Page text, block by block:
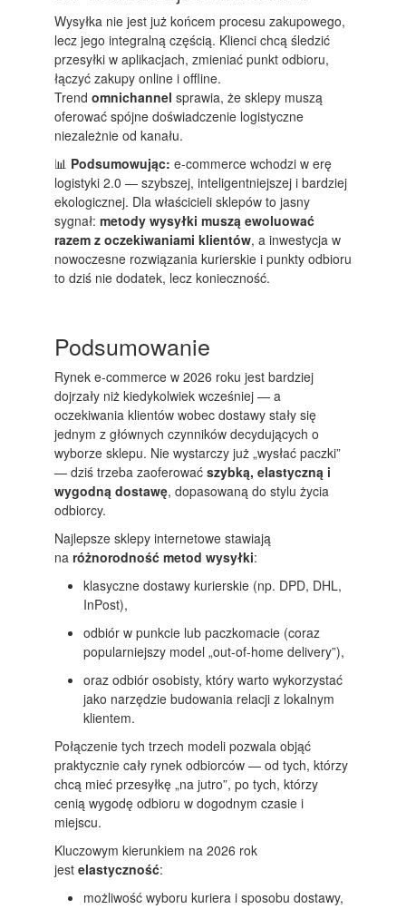
Wysyłka nie jest już końcem procesu zakupowego,
lecz jego integralną częścią. Klienci chcą śledzić
przesyłki w aplikacjach, zmieniać punkt odbioru,
łączyć zakupy online i offline.
Trend omnichannel sprawia, że sklepy muszą
oferować spójne doświadczenie logistyczne
niezależnie od kanału.
📊 Podsumowując: e-commerce wchodzi w erę
logistyki 2.0 — szybszej, inteligentniejszej i bardziej
ekologicznej. Dla właścicieli sklepów to jasny
sygnał: metody wysyłki muszą ewoluować
razem z oczekiwaniami klientów, a inwestycja w
nowoczesne rozwiązania kurierskie i punkty odbioru
to dziś nie dodatek, lecz konieczność.
Podsumowanie
Rynek e-commerce w 2026 roku jest bardziej
dojrzały niż kiedykolwiek wcześniej — a
oczekiwania klientów wobec dostawy stały się
jednym z głównych czynników decydujących o
wyborze sklepu. Nie wystarczy już „wysłać paczki”
— dziś trzeba zaoferować szybką, elastyczną i
wygodną dostawę, dopasowaną do stylu życia
odbiorcy.
Najlepsze sklepy internetowe stawiają
na różnorodność metod wysyłki:
klasyczne dostawy kurierskie (np. DPD, DHL,
InPost),
odbiór w punkcie lub paczkomacie (coraz
popularniejszy model „out-of-home delivery”),
oraz odbiór osobisty, który warto wykorzystać
jako narzędzie budowania relacji z lokalnym
klientem.
Połączenie tych trzech modeli pozwala objąć
praktycznie cały rynek odbiorców — od tych, którzy
chcą mieć przesyłkę „na jutro”, po tych, którzy
cenią wygodę odbioru w dogodnym czasie i
miejscu.
Kluczowym kierunkiem na 2026 rok
jest elastyczność:
możliwość wyboru kuriera i sposobu dostawy,